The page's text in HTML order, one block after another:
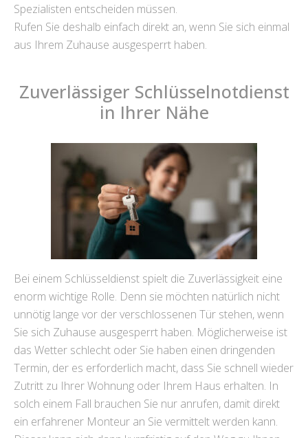
Spezialisten entscheiden müssen.
Rufen Sie deshalb einfach direkt an, wenn Sie sich einmal
aus Ihrem Zuhause ausgesperrt haben.
Zuverlässiger Schlüsselnotdienst
in Ihrer Nähe
Bei einem Schlüsseldienst spielt die Zuverlässigkeit eine
enorm wichtige Rolle. Denn sie möchten natürlich nicht
unnötig lange vor der verschlossenen Tür stehen, wenn
Sie sich Zuhause ausgesperrt haben. Möglicherweise ist
das Wetter schlecht oder Sie haben einen dringenden
Termin, der es erforderlich macht, dass Sie schnell wieder
Zutritt zu Ihrer Wohnung oder Ihrem Haus erhalten. In
solch einem Fall brauchen Sie nur anrufen, damit direkt
ein erfahrener Monteur an Sie vermittelt werden kann.